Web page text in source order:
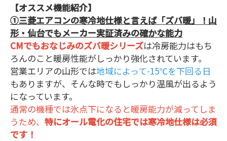
【オススメ機能紹介】
①三菱エアコンの寒冷地仕様と言えば「ズバ暖」！山
形・仙台でもメーカー実証済みの確かな能力
CMでもおなじみのズバ暖シリーズは冷房能力はもち
ろんのこと暖房性能がしっかり強化されています。
営業エリアの山形では地域によって-15℃を下回る日
もありますが、そんな時でもしっかり温風が出るよう
になっています。
通常の機種では氷点下になると暖房能力が減ってしま
うため、 特にオール電化の住宅では寒冷地仕様は必須
です！